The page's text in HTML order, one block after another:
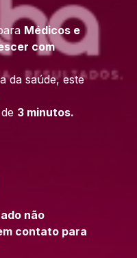
Médicos e
com
da saúde, este
3 minutos.
não
contato para